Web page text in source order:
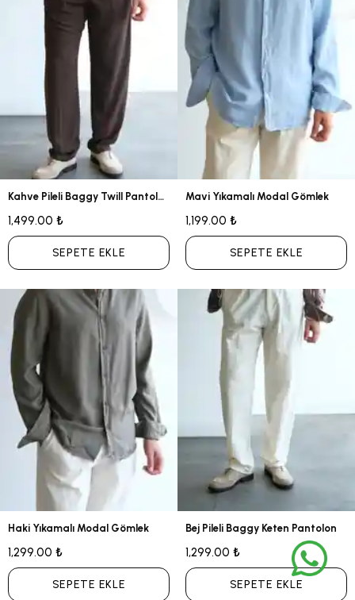
Kahve Pileli Baggy Twill Pantolon
1,499.00 ₺
SEPETE EKLE
Mavi Yıkamalı Modal Gömlek
1,199.00 ₺
SEPETE EKLE
Haki Yıkamalı Modal Gömlek
1,299.00 ₺
SEPETE EKLE
Bej Pileli Baggy Keten Pantolon
1,299.00 ₺
SEPETE EKLE